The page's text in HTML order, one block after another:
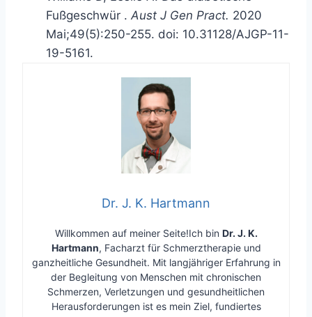
Fußgeschwür . Aust J Gen Pract. 2020
Mai;49(5):250-255. doi: 10.31128/AJGP-11-
19-5161.
Dr. J. K. Hartmann
Willkommen auf meiner Seite!Ich bin Dr. J. K.
Hartmann, Facharzt für Schmerztherapie und
ganzheitliche Gesundheit. Mit langjähriger Erfahrung in
der Begleitung von Menschen mit chronischen
Schmerzen, Verletzungen und gesundheitlichen
Herausforderungen ist es mein Ziel, fundiertes